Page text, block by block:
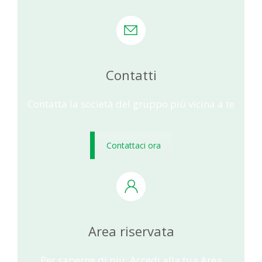
Contatti
Contatta la società del gruppo più vicina a te
Contattaci ora
Area riservata